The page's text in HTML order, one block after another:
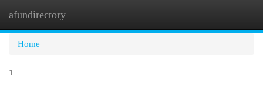
afundirectory
Home
1